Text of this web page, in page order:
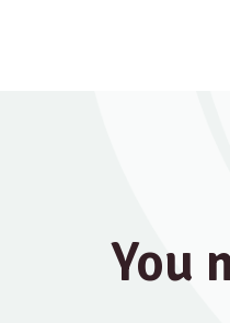
You